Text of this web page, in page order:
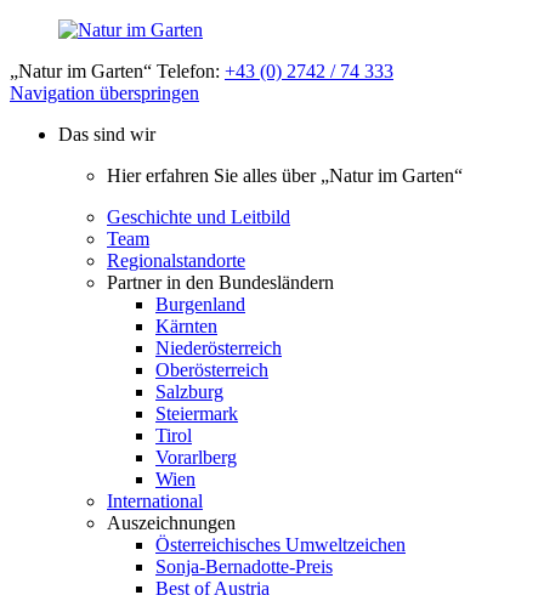
„Natur im Garten“ Telefon: +43 (0) 2742 / 74 333
Navigation überspringen
Das sind wir
Hier erfahren Sie alles über „Natur im Garten“
Geschichte und Leitbild
Team
Regionalstandorte
Partner in den Bundesländern
Burgenland
Kärnten
Niederösterreich
Oberösterreich
Salzburg
Steiermark
Tirol
Vorarlberg
Wien
International
Auszeichnungen
Österreichisches Umweltzeichen
Sonja-Bernadotte-Preis
Best of Austria